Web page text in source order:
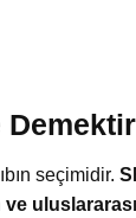
Demektir
seçimidir.
ve